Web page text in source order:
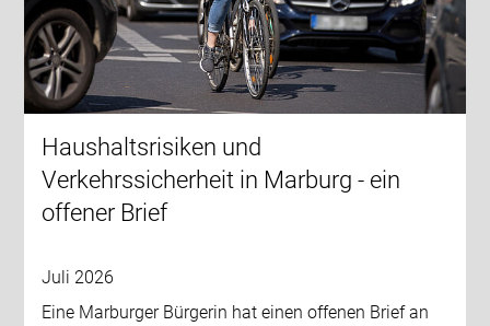
Haushaltsrisiken und
Verkehrssicherheit in Marburg - ein
offener Brief
Juli 2026
Eine Marburger Bürgerin hat einen offenen Brief an